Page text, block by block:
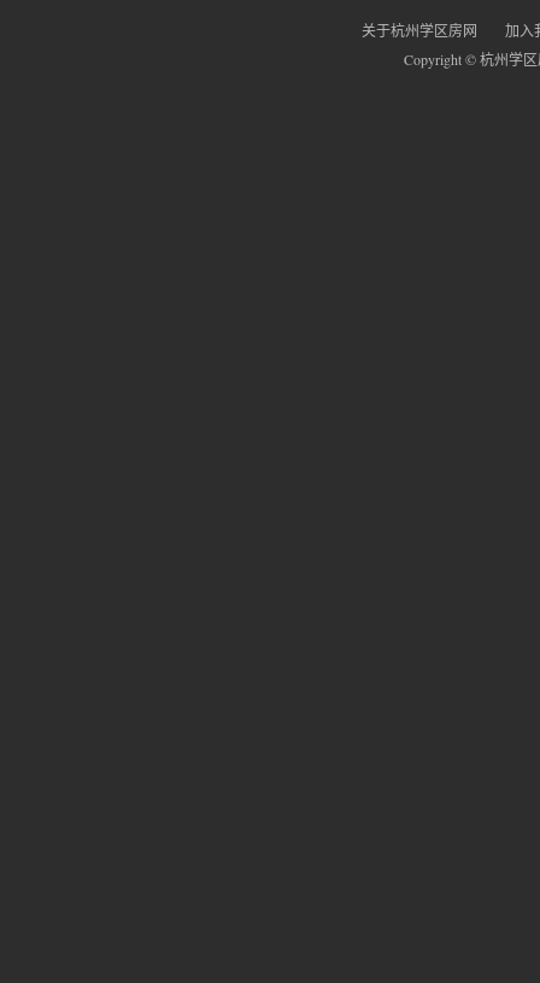
关于杭州学区房网
加入
Copyright © 杭州学